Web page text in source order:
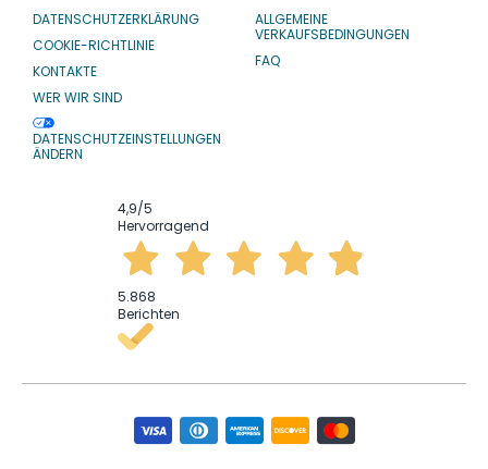
DATENSCHUTZERKLÄRUNG
COOKIE-RICHTLINIE
KONTAKTE
WER WIR SIND
DATENSCHUTZEINSTELLUNGEN
ÄNDERN
ALLGEMEINE
VERKAUFSBEDINGUNGEN
FAQ
4,9/5
Hervorragend
5.868
Berichten